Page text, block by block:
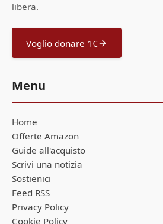
libera.
Voglio donare 1€
Menu
Home
Offerte Amazon
Guide all'acquisto
Scrivi una notizia
Sostienici
Feed RSS
Privacy Policy
Cookie Policy